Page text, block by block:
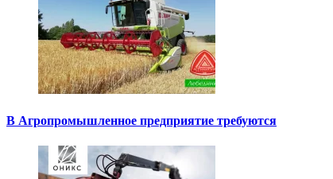
В Агропромышленное предприятие требуются